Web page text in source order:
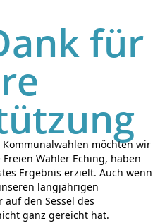
für
möchten wir
Wähler Eching, haben
Ergebnis erzielt. Auch wenn
langjährigen
den Sessel des
ganz gereicht hat.